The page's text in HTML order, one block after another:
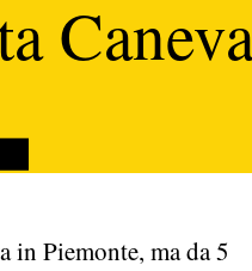
in Piemonte, ma da 5